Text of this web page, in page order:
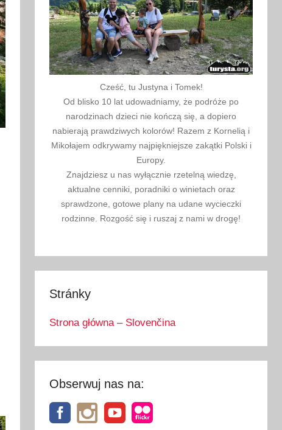
Cześć, tu Justyna i Tomek!
Od blisko 10 lat udowadniamy, że podróże po
narodzinach dzieci nie kończą się, a dopiero
nabierają prawdziwych kolorów! Razem z Kornelią i
Mikołajem odkrywamy najpiękniejsze zakątki Polski i
Europy.
Znajdziesz u nas wyłącznie rzetelną wiedzę,
aktualne cenniki, poradniki o winietach oraz
sprawdzone, gotowe plany na udane wycieczki
rodzinne. Rozgość się i ruszaj z nami w drogę!
Stránky
Strona główna – Slovenčina
Obserwuj nas na: